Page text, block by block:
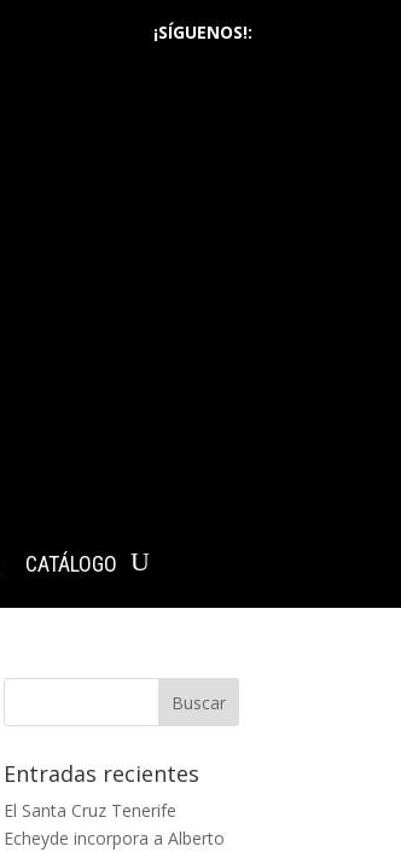
¡SÍGUENOS!:
CATÁLOGO
Entradas recientes
El Santa Cruz Tenerife
Echeyde incorpora a Alberto